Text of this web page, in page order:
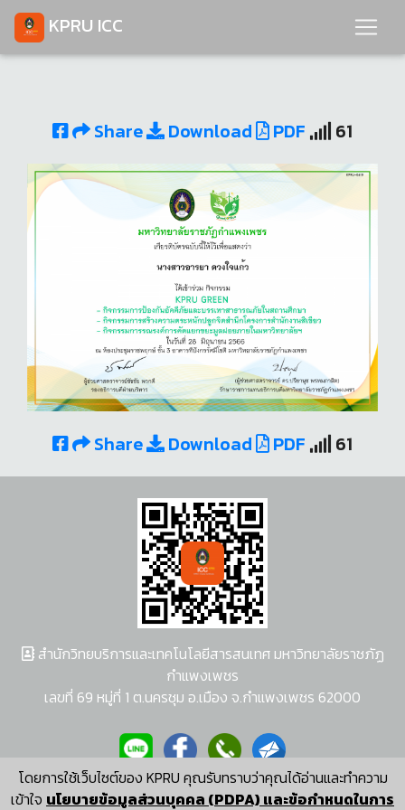
KPRU ICC
Share Download PDF 61
Share Download PDF 61
โดยการใช้เว็บไซต์ของ KPRU คุณรับทราบว่าคุณได้อ่านและทำความ
เข้าใจ นโยบายข้อมูลส่วนบุคคล (PDPA) และข้อกำหนดในการ
สำนักวิทยบริการและเทคโนโลยีสารสนเทศ มหาวิทยาลัยราชภัฏ
กำแพงเพชร
เลขที่ 69 หมู่ที่ 1 ต.นครชุม อ.เมือง จ.กำแพงเพชร 62000
ผู้พัฒนาระบบ อนุชา พวงผกา